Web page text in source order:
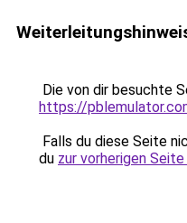
Die von dir besuchte
https://
Falls du diese Seite
du zur vorherigen